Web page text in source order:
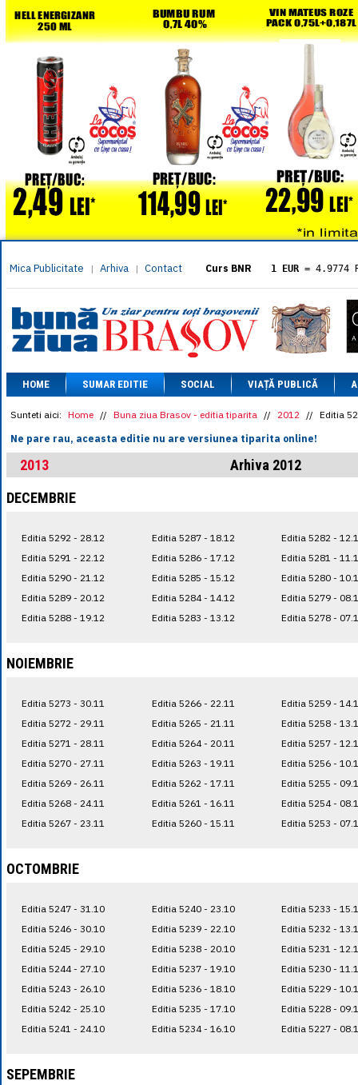
Mica Publicitate | Arhiva | Contact Curs BNR 1 EUR = 4.9774
= 5.8304
1 XAU= 464.4611
1 AED= 1.1933
1 AUD= 2.7957
1 BGN= 2.5449
1 CAD= 3.1559
1 CHF= 5.2813
1 CNY = 0.6015
1 DKK= 0.6668
1 EGP= 0.0860
1 HUF= 1.2223
1 MXN= 0.2227
1 NOK= 0.4191
1 RSD= 0.0425
1 RUB= 0.0530
HOME SUMAR EDITIE SOCIAL VIAȚĂ PUBLICĂ
Sunteti aici: Home // Buna ziua Brasov - editia tiparita // 2012 // Editia
Ne pare rau, aceasta editie nu are versiunea tiparita online!
2013
Arhiva 2012
DECEMBRIE
Editia 5292 - 28.12
Editia 5291 - 22.12
Editia 5290 - 21.12
Editia 5289 - 20.12
Editia 5288 - 19.12
Editia 5287 - 18.12
Editia 5286 - 17.12
Editia 5285 - 15.12
Editia 5284 - 14.12
Editia 5283 - 13.12
Editia 5282 -
Editia 5281 -
Editia 5280 -
Editia 5279 -
Editia 5278 -
NOIEMBRIE
Editia 5273 - 30.11
Editia 5272 - 29.11
Editia 5271 - 28.11
Editia 5270 - 27.11
Editia 5269 - 26.11
Editia 5268 - 24.11
Editia 5267 - 23.11
Editia 5266 - 22.11
Editia 5265 - 21.11
Editia 5264 - 20.11
Editia 5263 - 19.11
Editia 5262 - 17.11
Editia 5261 - 16.11
Editia 5260 - 15.11
Editia 5259 -
Editia 5258 -
Editia 5257 -
Editia 5256 -
Editia 5255 -
Editia 5254 -
Editia 5253 -
OCTOMBRIE
Editia 5247 - 31.10
Editia 5246 - 30.10
Editia 5245 - 29.10
Editia 5244 - 27.10
Editia 5243 - 26.10
Editia 5242 - 25.10
Editia 5241 - 24.10
Editia 5240 - 23.10
Editia 5239 - 22.10
Editia 5238 - 20.10
Editia 5237 - 19.10
Editia 5236 - 18.10
Editia 5235 - 17.10
Editia 5234 - 16.10
Editia 5233 -
Editia 5232 -
Editia 5231 -
Editia 5230 -
Editia 5229 -
Editia 5228 -
Editia 5227 -
SEPEMBRIE